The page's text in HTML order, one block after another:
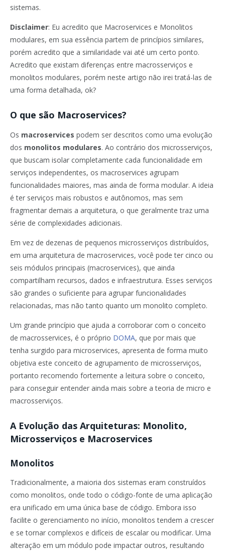
sistemas.
Disclaimer: Eu acredito que Macroservices e Monolitos
modulares, em sua essência partem de princípios similares,
porém acredito que a similaridade vai até um certo ponto.
Acredito que existam diferenças entre macrosserviços e
monolitos modulares, porém neste artigo não irei tratá-las de
uma forma detalhada, ok?
O que são Macroservices?
Os macroservices podem ser descritos como uma evolução
dos monolitos modulares. Ao contrário dos microsserviços,
que buscam isolar completamente cada funcionalidade em
serviços independentes, os macroservices agrupam
funcionalidades maiores, mas ainda de forma modular. A ideia
é ter serviços mais robustos e autônomos, mas sem
fragmentar demais a arquitetura, o que geralmente traz uma
série de complexidades adicionais.
Em vez de dezenas de pequenos microsserviços distribuídos,
em uma arquitetura de macroservices, você pode ter cinco ou
seis módulos principais (macroservices), que ainda
compartilham recursos, dados e infraestrutura. Esses serviços
são grandes o suficiente para agrupar funcionalidades
relacionadas, mas não tanto quanto um monolito completo.
Um grande princípio que ajuda a corroborar com o conceito
de macrosservices, é o próprio DOMA, que por mais que
tenha surgido para microservices, apresenta de forma muito
objetiva este conceito de agrupamento de microsserviços,
portanto recomendo fortemente a leitura sobre o conceito,
para conseguir entender ainda mais sobre a teoria de micro e
macrosserviços.
A Evolução das Arquiteturas: Monolito,
Microsserviços e Macroservices
Monolitos
Tradicionalmente, a maioria dos sistemas eram construídos
como monolitos, onde todo o código-fonte de uma aplicação
era unificado em uma única base de código. Embora isso
facilite o gerenciamento no início, monolitos tendem a crescer
e se tornar complexos e difíceis de escalar ou modificar. Uma
alteração em um módulo pode impactar outros, resultando